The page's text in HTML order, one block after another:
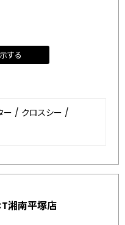
する
ー / クロスシー /
湘南平塚店